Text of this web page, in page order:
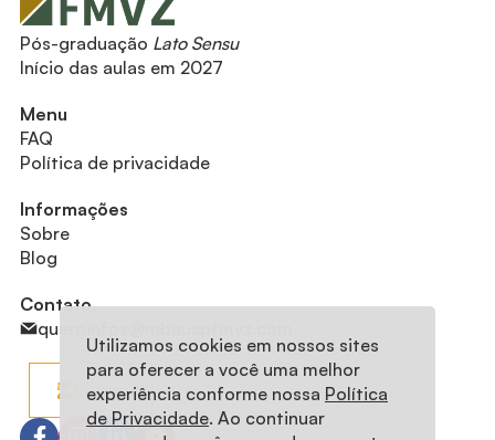
Utilizamos cookies em nossos sites
para oferecer a você uma melhor
experiência conforme nossa Política
de Privacidade. Ao continuar
Pós-graduação Lato Sensu
Início das aulas em 2027
Menu
FAQ
Política de privacidade
Informações
Sobre
Blog
Contato
queroinfos@mbauspfmvz.com
Entrar